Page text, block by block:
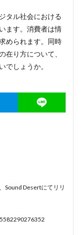
タル社会における
ます。消費者は情
められます。同時
在り方について、
でしょうか。
Sound Desertにてリリ